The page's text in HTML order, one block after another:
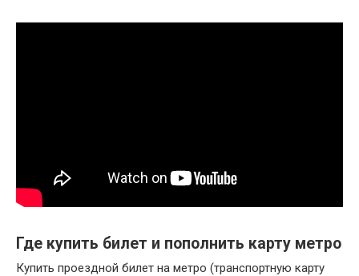
Где купить билет и пополнить карту метро
Купить проездной билет на метро (транспортную карту